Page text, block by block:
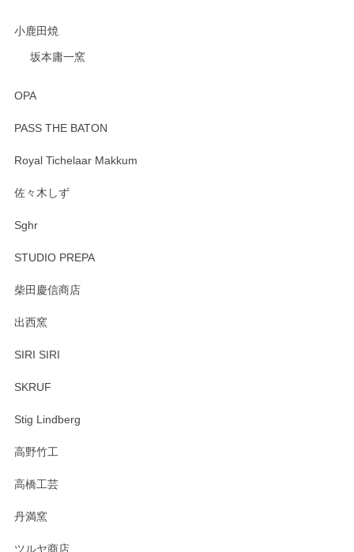
小鹿田焼
坂本庸一窯
OPA
PASS THE BATON
Royal Tichelaar Makkum
佐々木しず
Sghr
STUDIO PREPA
柴田慶信商店
出西窯
SIRI SIRI
SKRUF
Stig Lindberg
高野竹工
高橋工芸
丹満窯
ツルヤ商店